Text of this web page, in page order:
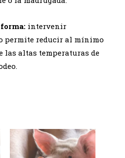
intervenir
permite reducir al mínimo
las altas temperaturas de